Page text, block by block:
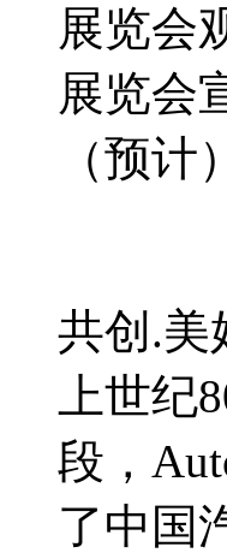
展览会
展览会
（预计
共创.美
上世
段，
了中国